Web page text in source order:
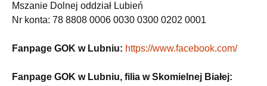
Mszanie Dolnej oddział Lubień
Nr konta: 78 8808 0006 0030 0300 0202 0001
Fanpage GOK w Lubniu: https://www.facebook.com/
Fanpage GOK w Lubniu, filia w Skomielnej Białej: